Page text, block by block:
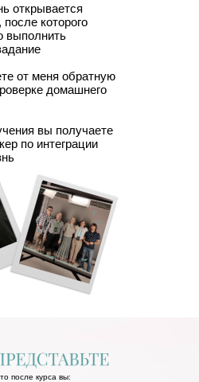
открывается
которого
выполнить
от меня обратную
домашнего
вы получаете
по интеграции
после курса вы: